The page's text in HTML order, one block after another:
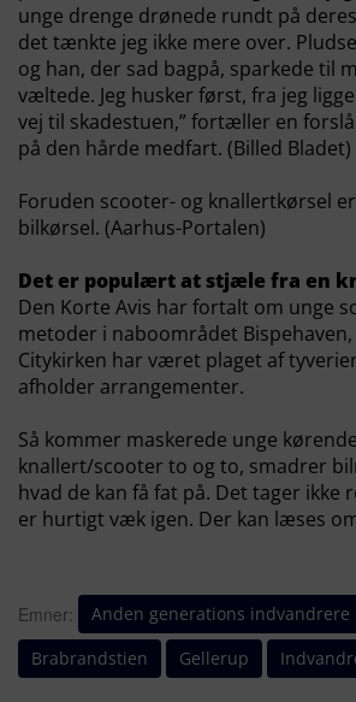
unge drenge drønede rundt på
det tænkte jeg ikke mere over.
og han, der sad bagpå, sparkede til
væltede. Jeg husker først, fra jeg
vej til skadestuen,” fortæller en
på den hårde medfart. (Billed Bladet)
Foruden scooter- og knallertkørsel
bilkørsel. (Aarhus-Portalen)
Det er populært at stjæle fra en
Den Korte Avis har fortalt om unge
metoder i naboområdet
Citykirken har været plaget af
afholder arrangementer.
Så kommer maskerede unge
knallert/scooter to og to, smadrer
hvad de kan få fat på. Det tager ikke
er hurtigt væk igen. Der kan læses
Emner: Anden generations indvandrere
Brabrandstien
Gellerup